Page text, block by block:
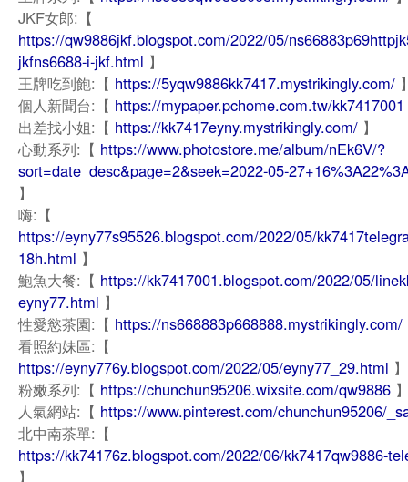
JKF女郎:【
https://qw9886jkf.blogspot.com/2022/05/
jkfns6688-i-jkf.html 】
王牌吃到飽:【 https://5yqw9886kk7417.mystrikingly.com/
個人新聞台:【 https://mypaper.pchome.com.tw/kk7417001
出差找小姐:【 https://kk7417eyny.mystrikingly.com/ 】
心動系列:【 https://www.photostore.me/album/nEk6V/?
sort=date_desc&page=2&seek=2022-05-
】
嗨:【
https://eyny77s95526.blogspot.com/2022/05/
18h.html 】
鮑魚大餐:【 https://kk7417001.blogspot.com/2022/05/
eyny77.html 】
性愛慾茶園:【 https://ns668883p668888.mystrikingly.com/
看照約妹區:【
https://eyny776y.blogspot.com/2022/05/eyny77_29.html 】
粉嫩系列:【 https://chunchun95206.wixsite.com/qw9886
人氣網站:【 https://www.pinterest.com/chunchun95206/
北中南茶單:【
https://kk74176z.blogspot.com/2022/06/kk7417qw9886-
】